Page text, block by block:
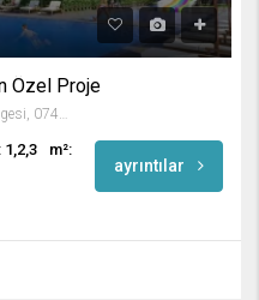
Özel Proje
1,2,3
m²:
ayrıntılar